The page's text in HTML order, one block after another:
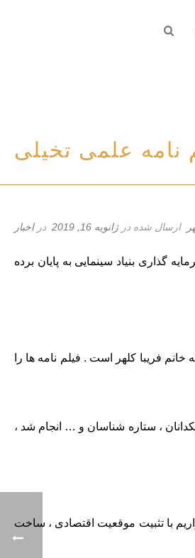
نامه علمی تخیلی
ارسال شده درژانویه 16, 2019 دراخبار
گذاری بنیاد سینمایی به پایان برده
فریبا کلهر است . فیلم نامه ها را
، ستاره شناسان و … انجام شد ،
با تثبیت موقعیت اقتصادی ، ساخت